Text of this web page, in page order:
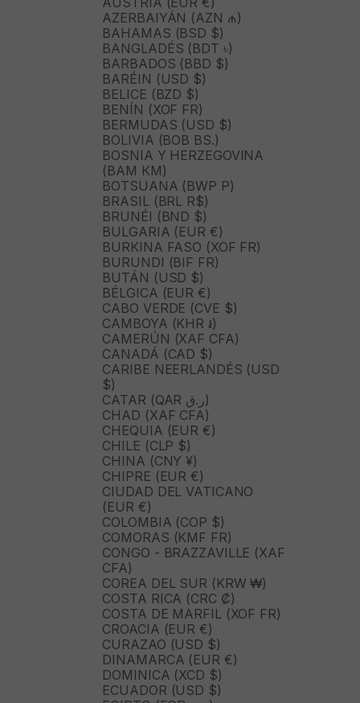
AZERBAIYÁN (AZN ₼)
BAHAMAS (BSD $)
BANGLADÉS (BDT ৳)
BARBADOS (BBD $)
BARÉIN (USD $)
BELICE (BZD $)
BENÍN (XOF FR)
BERMUDAS (USD $)
BOLIVIA (BOB BS.)
BOSNIA Y HERZEGOVINA
(BAM КМ)
BOTSUANA (BWP P)
BRASIL (BRL R$)
BRUNÉI (BND $)
BULGARIA (EUR €)
BURKINA FASO (XOF FR)
BURUNDI (BIF FR)
BUTÁN (USD $)
BÉLGICA (EUR €)
CABO VERDE (CVE $)
CAMBOYA (KHR ៛)
CAMERÚN (XAF CFA)
CANADÁ (CAD $)
CARIBE NEERLANDÉS (USD
$)
CATAR (QAR ر.ق)
CHAD (XAF CFA)
CHEQUIA (EUR €)
CHILE (CLP $)
CHINA (CNY ¥)
CHIPRE (EUR €)
CIUDAD DEL VATICANO
(EUR €)
COLOMBIA (COP $)
COMORAS (KMF FR)
CONGO - BRAZZAVILLE (XAF
CFA)
COREA DEL SUR (KRW ₩)
COSTA RICA (CRC ₡)
COSTA DE MARFIL (XOF FR)
CROACIA (EUR €)
CURAZAO (USD $)
DINAMARCA (EUR €)
DOMINICA (XCD $)
ECUADOR (USD $)